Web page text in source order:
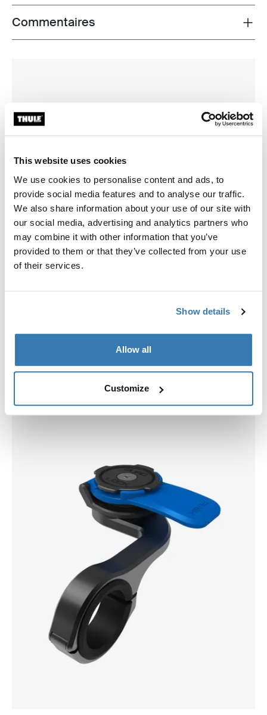
This website uses cookies
We use cookies to personalise content and ads, to
provide social media features and to analyse our traffic.
We also share information about your use of our site with
our social media, advertising and analytics partners who
may combine it with other information that you’ve
provided to them or that they’ve collected from your use
of their services.
Show details
Allow all
Customize
Toggle overview
Commentaires